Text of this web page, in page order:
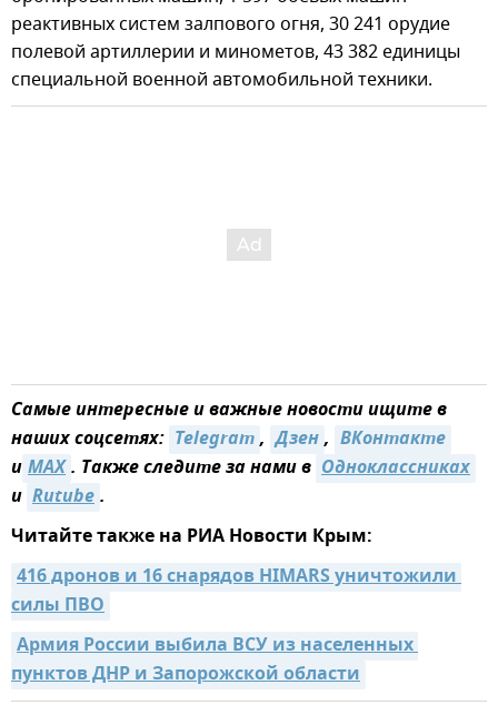
реактивных систем залпового огня, 30 241 орудие
полевой артиллерии и минометов, 43 382 единицы
специальной военной автомобильной техники.
Самые интересные и важные новости ищите в
наших соцсетях: Telegram, Дзен, ВКонтакте
иMAX. Также следите за нами в Одноклассниках
и Rutube.
Читайте также на РИА Новости Крым:
416 дронов и 16 снарядов HIMARS уничтожили
силы ПВО
Армия России выбила ВСУ из населенных
пунктов ДНР и Запорожской области